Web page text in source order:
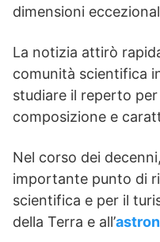
dimensioni
La notizia attirò
comunità scientifica
studiare il reperto
composizione e
Nel corso dei
importante punto di
scientifica e per il
della Terra e all’